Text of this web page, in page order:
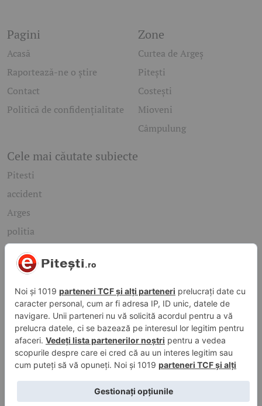
Pagini
Acasă
Raportează-ne o știre
Contact
Politică de confidențialitate
Zone
Curtea de Argeș
Pitești
Costești
Mioveni
Câmpulung
Cele mai căutate subiecte
Pitesti
accident
Arges
politia
mioveni
Caută rapid știrile care te interesează
Găsește cele mai recente știri, evenimente și subiecte de
interes din orașul tău. Introdu un cuvânt-cheie și descoperă
informațiile de care ai nevoie!
Caută